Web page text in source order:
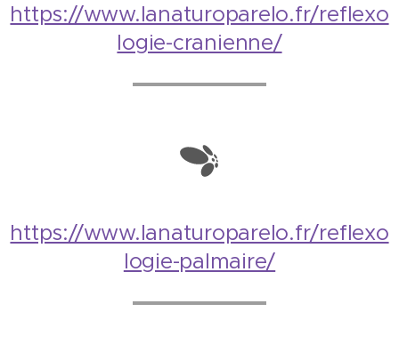
https://www.lanaturoparelo.fr/reflexo
logie-cranienne/
https://www.lanaturoparelo.fr/reflexo
logie-palmaire/